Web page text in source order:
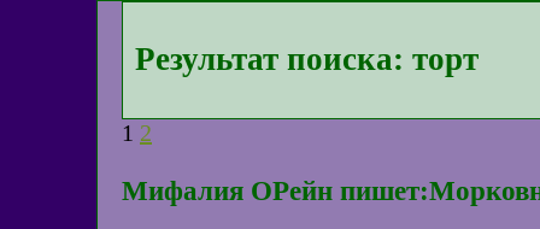
Результат поиска: торт
1 2
Мифалия ОРейн